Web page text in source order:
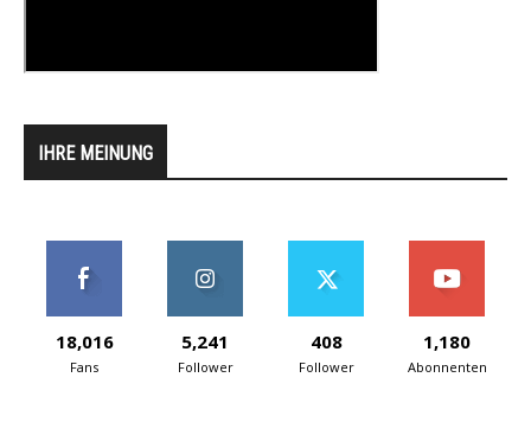
IHRE MEINUNG
18,016
Fans
5,241
Follower
408
Follower
1,180
Abonnenten